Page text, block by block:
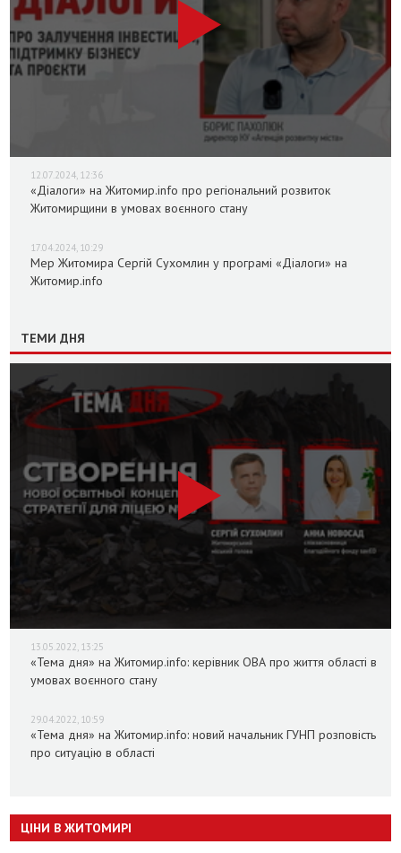
12.07.2024, 12:36
«Діалоги» на Житомир.info про регіональний розвиток
Житомирщини в умовах воєнного стану
17.04.2024, 10:29
Мер Житомира Сергій Сухомлин у програмі «Діалоги» на
Житомир.info
ТЕМИ ДНЯ
13.05.2022, 13:25
«Тема дня» на Житомир.info: керівник ОВА про життя області в
умовах воєнного стану
29.04.2022, 10:59
«Тема дня» на Житомир.info: новий начальник ГУНП розповість
про ситуацію в області
ЦІНИ В ЖИТОМИРІ